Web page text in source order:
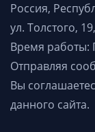
Россия,
ул. Толстого,
Время работы:
Отправляя
Вы
данного сайта.